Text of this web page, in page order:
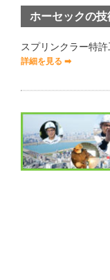
ホーセックの技
スプリンクラー特
詳細を見る ➡︎